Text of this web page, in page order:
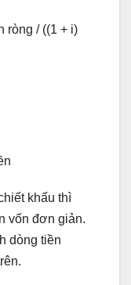
ròng / ((1 + i)
khấu thì
vốn đơn giản.
dòng tiền